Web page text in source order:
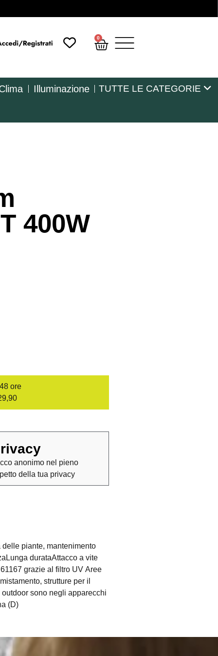
0
Illuminazione TUTTE LE CATEGORIE
400W
ore
anonimo nel pieno
della tua privacy
piante, mantenimento
durataAttacco a vite
grazie al filtro UV Aree
strutture per il
sono negli apparecchi
(D)